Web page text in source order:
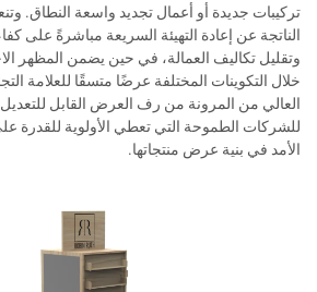
تركيبات جديدة أو أعمال تجديد واسعة النطاق.
الناتجة عن إعادة التهيئة السريعة مباشرةً على
وتقليل تكاليف العمالة، في حين يضمن المظهر
خلال التكوينات المختلفة عرضًا متسقًا للعلامة
العالي من المرونة من رف العرض القابل للتعديل
للشركات الطموحة التي تعطي الأولوية للقدرة
الأمد في بنية عرض منتجاتها.